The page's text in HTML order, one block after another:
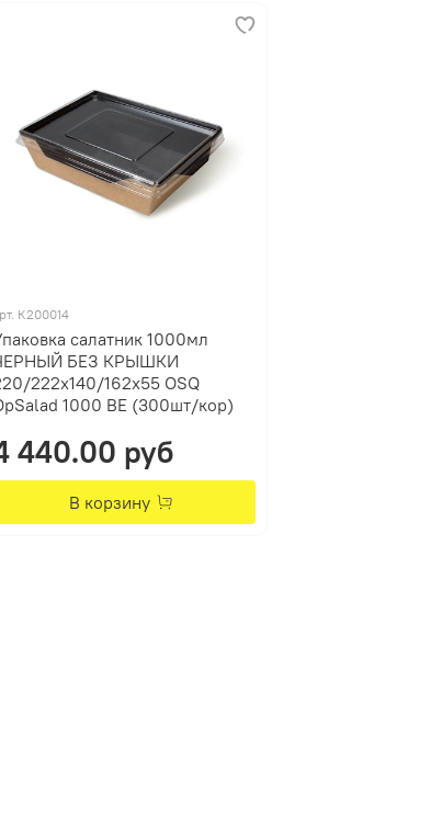
К200014
салатник 1000мл
БЕЗ КРЫШКИ
222х140/162х55 OSQ
1000 BE (300шт/кор)
440.00 руб
В корзину